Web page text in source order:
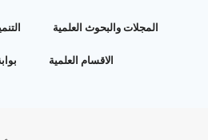
المجلات والبحوث العلمية
الاقسام العلمية